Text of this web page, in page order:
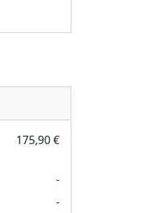
175,90 €
-
-